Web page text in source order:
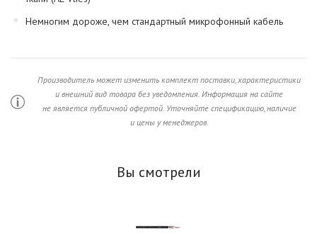
Немногим дороже, чем стандартный микрофонный кабель
Производитель может изменить комплект поставки, характеристики
и внешний вид товара без уведомления. Информация на сайте
не является публичной офертой. Уточняйте спецификацию, наличие
и цены у менеджеров.
Вы смотрели